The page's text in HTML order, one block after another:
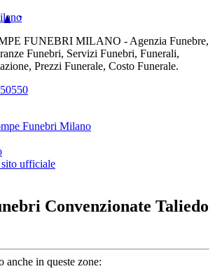
FUNEBRI MILANO - Agenzia Funebre,
Funebri, Servizi Funebri, Funerali,
Prezzi Funerale, Costo Funerale.
Funebri Milano
ufficiale
Convenzionate Taliedo
in queste zone: